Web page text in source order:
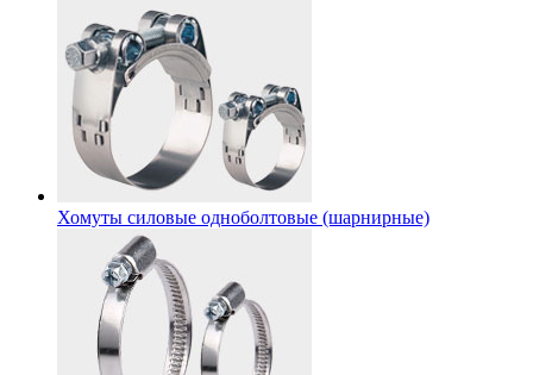
Хомуты силовые одноболтовые (шарнирные)